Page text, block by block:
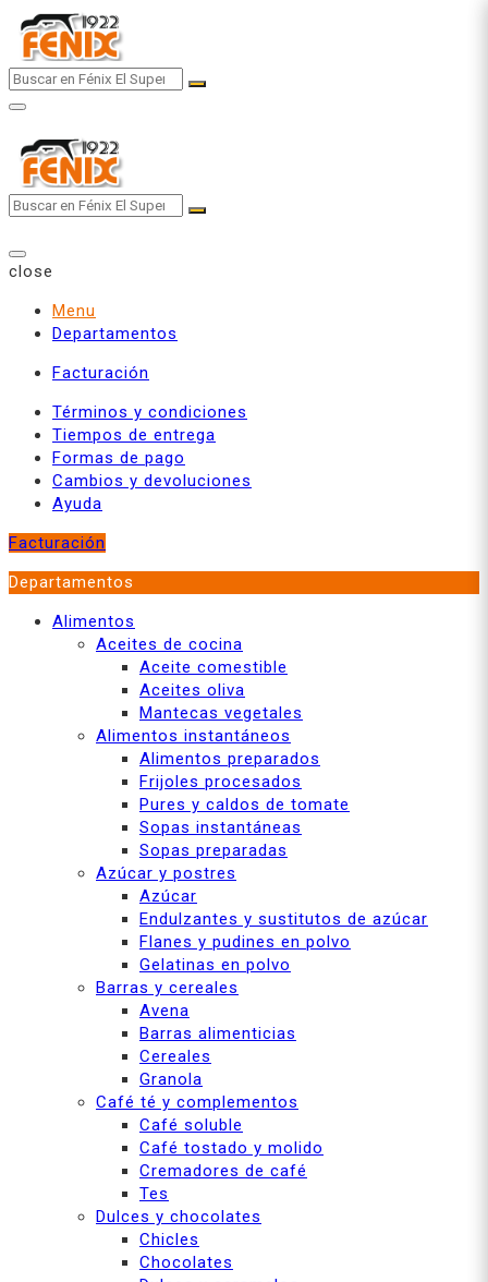
Skip
to
content
close
Menu
Departamentos
Facturación
Términos y condiciones
Tiempos de entrega
Formas de pago
Cambios y devoluciones
Ayuda
Facturación
Departamentos
Alimentos
Aceites de cocina
Aceite comestible
Aceites oliva
Mantecas vegetales
Alimentos instantáneos
Alimentos preparados
Frijoles procesados
Pures y caldos de tomate
Sopas instantáneas
Sopas preparadas
Azúcar y postres
Azúcar
Endulzantes y sustitutos de azúcar
Flanes y pudines en polvo
Gelatinas en polvo
Barras y cereales
Avena
Barras alimenticias
Cereales
Granola
Café té y complementos
Café soluble
Café tostado y molido
Cremadores de café
Tes
Dulces y chocolates
Chicles
Chocolates